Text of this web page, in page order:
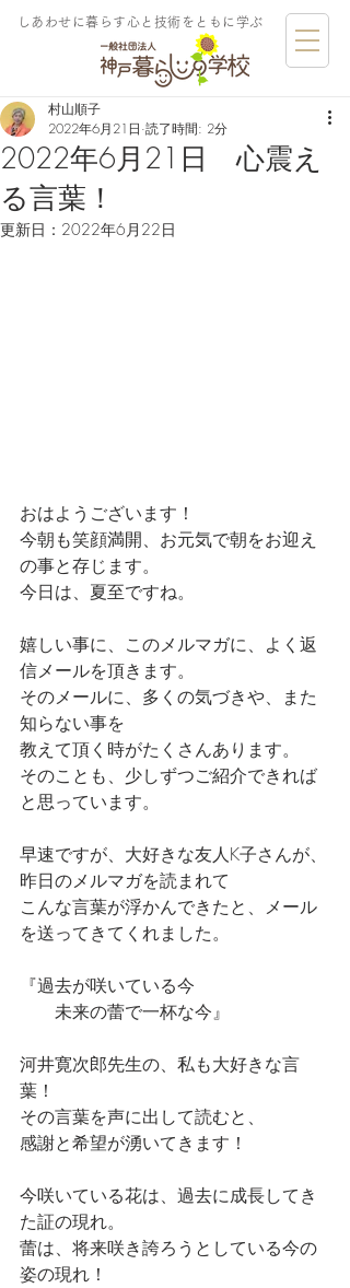
しあわせに暮らす​心と技術をともに学ぶ
2022年6月21日 心震え
る言葉！
村山順子
2022年6月21日 読了時間: 2分
更新日： 2022年6月22日
おはようございます！
今朝も笑顔満開、お元気で朝をお迎え
の事と存じます。
今日は、夏至ですね。
嬉しい事に、このメルマガに、よく返
信メールを頂きます。
そのメールに、多くの気づきや、また
知らない事を
教えて頂く時がたくさんあります。
そのことも、少しずつご紹介できれば
と思っています。
早速ですが、大好きな友人K子さんが、
昨日のメルマガを読まれて
こんな言葉が浮かんできたと、メール
を送ってきてくれました。
『過去が咲いている今
未来の蕾で一杯な今』
河井寛次郎先生の、私も大好きな言
葉！
その言葉を声に出して読むと、
感謝と希望が湧いてきます！
今咲いている花は、過去に成長してき
た証の現れ。
蕾は、将来咲き誇ろうとしている今の
姿の現れ！